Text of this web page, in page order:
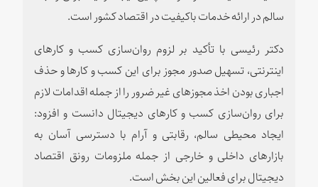
سالم در ارائه خدمات باکیفیت در اقتصاد کشور است.
دکتر رئیسی با تأکید بر لزوم روان‌سازی کسب و کارهای
اینترنتی، تسهیل صدور مجوز برای این کسب و کارها و حذف
اجباری بودن اخذ مجوزهای غیر ضرور را از جمله اقدامات لازم
برای روان‌سازی کسب و کارهای دیجیتال دانست و افزود:
ایجاد محیطی سالم، رقابتی و آرام با دسترسی آسان به
بازارهای داخلی و خارجی از جمله ملزومات رونق اقتصاد
دیجیتال برای فعالین این بخش است.